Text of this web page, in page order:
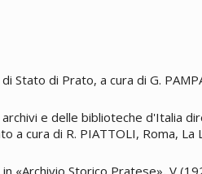
Stato di Prato, a cura di G.
e delle biblioteche d'Italia
a cura di R. PIATTOLI, Roma,
in «Archivio Storico Pratese», V